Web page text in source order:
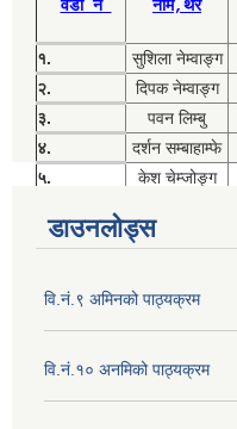
वडा नं नाम,थर
१. सुशिला नेम्वाङ्ग
२.
दिपक नेम्वाङ्ग
३.
पवन लिम्बु
४.
दर्शन सम्बाहाम्फे
५.
केश चेम्जोङ्ग
डाउनलोड्स
वि.नं.९ अमिनको पाठ्यक्रम
वि.नं.१० अनमिको पाठ्यक्रम